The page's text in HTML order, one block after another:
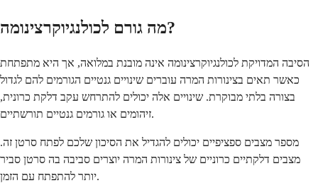
מה גורם לכולנגיוקרצינומה?
הסיבה המדויקת לכולנגיוקרצינומה אינה מובנת במלואה, אך היא מתפתחת
כאשר תאים בצינורות המרה עוברים שינויים גנטיים הגורמים להם לגדול
בצורה בלתי מבוקרת. שינויים אלה יכולים להתרחש עקב דלקת כרונית,
זיהומים או גורמים גנטיים תורשתיים.
מספר מצבים ספציפיים יכולים להגדיל את הסיכון שלכם לפתח סרטן זה.
מצבים דלקתיים כרוניים של צינורות המרה יוצרים סביבה בה סרטן סביר
יותר להתפתח עם הזמן.